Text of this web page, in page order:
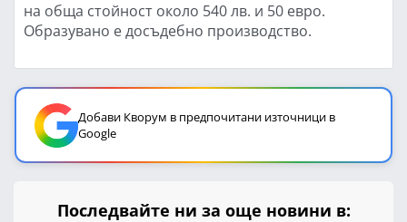
на обща стойност около 540 лв. и 50 евро.
Образувано е досъдебно производство.
Добави Кворум в предпочитани източници в
Google
Последвайте ни за още новини в: